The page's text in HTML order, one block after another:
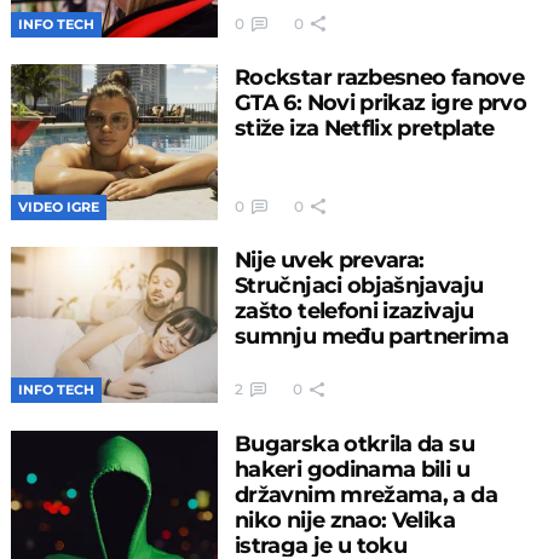
INFO TECH 0 0
VIDEO IGRE
Rockstar razbesneo fanove
GTA 6: Novi prikaz igre prvo
stiže iza Netflix pretplate
0 0
INFO TECH
Nije uvek prevara:
Stručnjaci objašnjavaju
zašto telefoni izazivaju
sumnju među partnerima
2 0
Bugarska otkrila da su
hakeri godinama bili u
državnim mrežama, a da
niko nije znao: Velika
istraga je u toku